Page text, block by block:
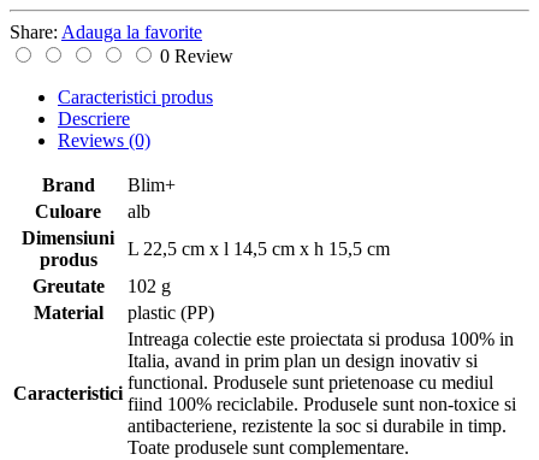
Share: Adauga la favorite
0 Review
Caracteristici produs
Descriere
Reviews (0)
Brand
Blim+
Culoare
alb
Dimensiuni
produs
L 22,5 cm x l 14,5 cm x h 15,5 cm
Greutate
102 g
Material
plastic (PP)
Caracteristici
Intreaga colectie este proiectata si produsa 100% in
Italia, avand in prim plan un design inovativ si
functional. Produsele sunt prietenoase cu mediul
fiind 100% reciclabile. Produsele sunt non-toxice si
antibacteriene, rezistente la soc si durabile in timp.
Toate produsele sunt complementare.